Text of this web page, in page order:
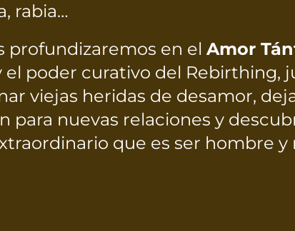
rabia…
profundizaremos en elAmor
el poder curativo del Rebirthing,
viejas heridas de desamor,
para nuevas relaciones y
que es ser hombre y